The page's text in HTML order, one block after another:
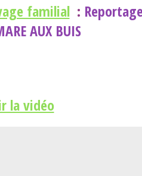
familial:
AUX BUIS
la vidéo